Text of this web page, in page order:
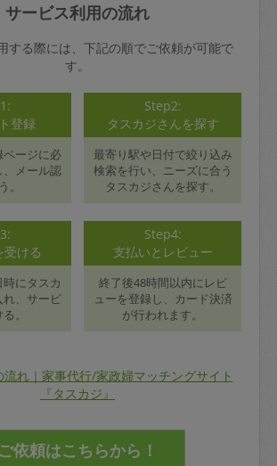
サービス利用の流れ
する際には、下記の順でご依頼が可能で
す。
登録
ページに必
メール認
。
Step2:
タスカジさんを探す
最寄り駅や日付で絞り込み
検索を行い、ニーズに合う
タスカジさんを探す。
受ける
にタスカ
れ、サービ
。
Step4:
支払いとレビュー
終了後48時間以内にレビ
ューを登録し、カード決済
が行われます。
流れ｜家事代行/家政婦マッチングサイト
『タスカジ』